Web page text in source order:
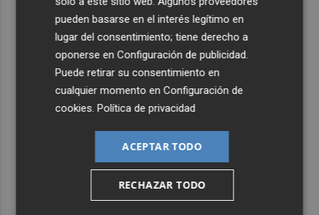
pueden basarse en el interés legítimo en
lugar del consentimiento; tiene derecho a
oponerse enConfiguración de publicidad.
Puede retirar su consentimiento en
cualquier momento enConfiguración de
cookies.Política de privacidad
ACEPTAR TODO
RECHAZAR TODO